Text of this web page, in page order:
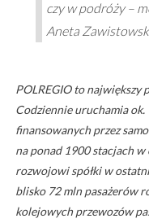
czy w podróży –
Aneta
POLREGIO to największy
Codziennie uruchamia
finansowanych przez
na ponad 1900 stacjach w
rozwojowi spółki w
blisko 72 mln pasażerów
kolejowych przewozów